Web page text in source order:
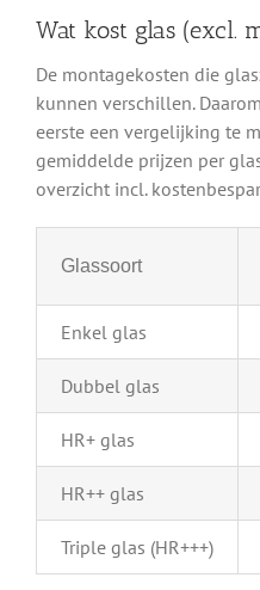
Wat kost glas (excl.
De montagekosten die
kunnen verschillen.
eerste een vergelijking te
gemiddelde prijzen per
overzicht incl.
Glassoort
Enkel glas
Dubbel glas
HR+ glas
HR++ glas
Triple glas (HR+++)